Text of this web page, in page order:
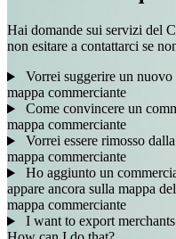
Hai domande sui servizi del
non esitare a contattarci se
Vorrei suggerire un nuovo
mappa commerciante
Come convincere un
mappa commerciante
Vorrei essere rimosso
mappa commerciante
Ho aggiunto un
appare ancora sulla mappa
mappa commerciante
I want to export